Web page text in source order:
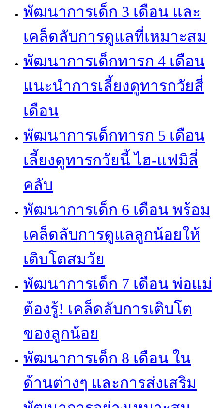
พัฒนาการเด็ก 3 เดือน และ
เคล็ดลับการดูแลที่เหมาะสม
พัฒนาการเด็กทารก 4 เดือน
แนะนำการเลี้ยงดูทารกวัยสี่
เดือน
พัฒนาการเด็กทารก 5 เดือน
เลี้ยงดูทารกวัยนี้ ไฮ-แฟมิลี่
คลับ
พัฒนาการเด็ก 6 เดือน พร้อม
เคล็ดลับการดูแลลูกน้อยให้
เติบโตสมวัย
พัฒนาการเด็ก 7 เดือน พ่อแม่
ต้องรู้! เคล็ดลับการเติบโต
ของลูกน้อย
พัฒนาการเด็ก 8 เดือน ใน
ด้านต่างๆ และการส่งเสริม